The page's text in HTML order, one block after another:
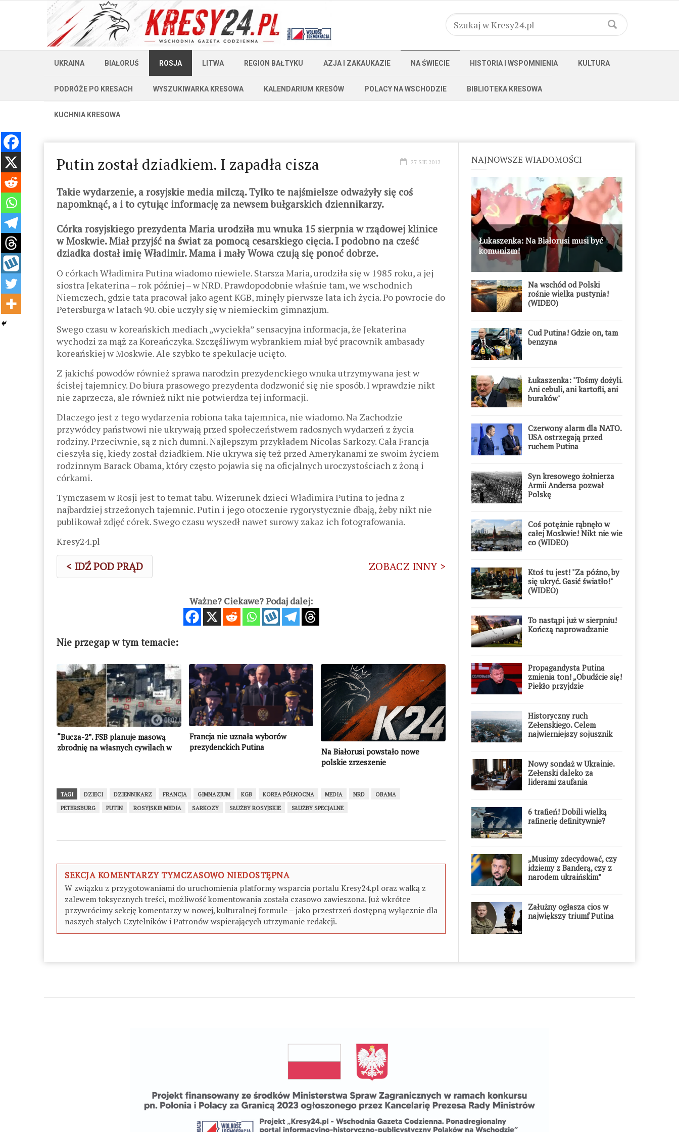
UKRAINA BIAŁORUŚ ROSJA LITWA REGION BAŁTYKU AZJA I ZAKAUKAZIE NA ŚWIECIE HISTORIA I WSPOMNIENIA KULTURA
PODRÓŻE PO KRESACH WYSZUKIWARKA KRESOWA KALENDARIUM KRESÓW POLACY NA WSCHODZIE BIBLIOTEKA KRESOWA
KUCHNIA KRESOWA
Putin został dziadkiem. I zapadła cisza 27 SIE 2012
Takie wydarzenie, a rosyjskie media milczą. Tylko te najśmielsze odważyły się coś
napomknąć, a i to cytując informację za newsem bułgarskich dziennikarzy.
Córka rosyjskiego prezydenta Maria urodziła mu wnuka 15 sierpnia w rządowej klinice
w Moskwie. Miał przyjść na świat za pomocą cesarskiego cięcia. I podobno na cześć
dziadka dostał imię Władimir. Mama i mały Wowa czują się ponoć dobrze.
O córkach Władimira Putina wiadomo niewiele. Starsza Maria, urodziła się w 1985 roku, a jej
siostra Jekaterina – rok później – w NRD. Prawdopodobnie właśnie tam, we wschodnich
Niemczech, gdzie tata pracował jako agent KGB, minęły pierwsze lata ich życia. Po powrocie do
Petersburga w latach 90. obie uczyły się w niemieckim gimnazjum.
Swego czasu w koreańskich mediach „wyciekła” sensacyjna informacja, że Jekaterina
wychodzi za mąż za Koreańczyka. Szczęśliwym wybrankiem miał być pracownik ambasady
koreańskiej w Moskwie. Ale szybko te spekulacje ucięto.
Z jakichś powodów również sprawa narodzin prezydenckiego wnuka utrzymywana jest w
ścisłej tajemnicy. Do biura prasowego prezydenta dodzwonić się nie sposób. I wprawdzie nikt
nie zaprzecza, ale również nikt nie potwierdza tej informacji.
Dlaczego jest z tego wydarzenia robiona taka tajemnica, nie wiadomo. Na Zachodzie
przywódcy państwowi nie ukrywają przed społeczeństwem radosnych wydarzeń z życia
rodziny. Przeciwnie, są z nich dumni. Najlepszym przykładem Nicolas Sarkozy. Cała Francja
cieszyła się, kiedy został dziadkiem. Nie ukrywa się też przed Amerykanami ze swoim życiem
rodzinnym Barack Obama, który często pojawia się na oficjalnych uroczystościach z żoną i
córkami.
Tymczasem w Rosji jest to temat tabu. Wizerunek dzieci Władimira Putina to jedna z
najbardziej strzeżonych tajemnic. Putin i jego otoczenie rygorystycznie dbają, żeby nikt nie
publikował zdjęć córek. Swego czasu wyszedł nawet surowy zakaz ich fotografowania.
Kresy24.pl
< IDŹ POD PRĄD ZOBACZ INNY >
Ważne? Ciekawe? Podaj dalej:
Nie przegap w tym temacie:
“Bucza-2”. FSB planuje masową
zbrodnię na własnych cywilach w
Francja nie uznała wyborów
prezydenckich Putina
Na Białorusi powstało nowe
polskie zrzeszenie
TAGI DZIECI DZIENNIKARZ FRANCJA GIMNAZJUM KGB KOREA PÓŁNOCNA MEDIA NRD
OBAMA
PETERSBURG
PUTIN ROSYJSKIE MEDIA SARKOZY SŁUŻBY ROSYJSKIE SŁUŻBY SPECJALNE
SEKCJA KOMENTARZY TYMCZASOWO NIEDOSTĘPNA
W związku z przygotowaniami do uruchomienia platformy wsparcia portalu Kresy24.pl oraz walką z
zalewem toksycznych treści, możliwość komentowania została czasowo zawieszona. Już wkrótce
przywrócimy sekcję komentarzy w nowej, kulturalnej formule – jako przestrzeń dostępną wyłącznie dla
naszych stałych Czytelników i Patronów wspierających utrzymanie redakcji.
NAJNOWSZE WIADOMOŚCI
Łukaszenka: Na Białorusi musi być
komunizm!
Na wschód od Polski
rośnie wielka pustynia!
(WIDEO)
Cud Putina! Gdzie on, tam
benzyna
Łukaszenka: "Tośmy dożyli.
Ani cebuli, ani kartofli, ani
buraków"
Czerwony alarm dla NATO.
USA ostrzegają przed
ruchem Putina
Syn kresowego żołnierza
Armii Andersa pozwał
Polskę
Coś potężnie rąbnęło w
całej Moskwie! Nikt nie wie
co (WIDEO)
Ktoś tu jest! "Za późno, by
się ukryć. Gasić światło!"
(WIDEO)
To nastąpi już w sierpniu!
Kończą naprowadzanie
Propagandysta Putina
zmienia ton! „Obudźcie się!
Piekło przyjdzie
Historyczny ruch
Zełenskiego. Celem
najwierniejszy sojusznik
Nowy sondaż w Ukrainie.
Zełenski daleko za
liderami zaufania
6 trafień! Dobili wielką
rafinerię definitywnie?
„Musimy zdecydować, czy
idziemy z Banderą, czy z
narodem ukraińskim”
Załużny ogłasza cios w
największy triumf Putina